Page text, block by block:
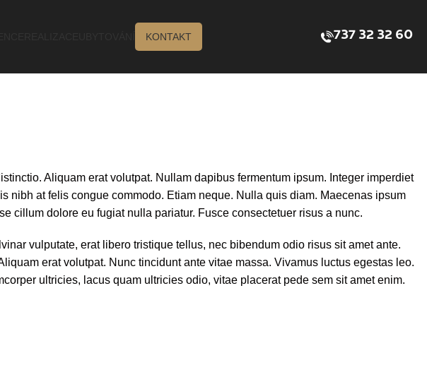
KONTAKT 737 32 32 60
Aliquam erat volutpat. Nullam dapibus fermentum ipsum. Integer imperdiet
nibh at felis congue commodo. Etiam neque. Nulla quis diam. Maecenas ipsum
cillum dolore eu fugiat nulla pariatur. Fusce consectetuer risus a nunc.
vulputate, erat libero tristique tellus, nec bibendum odio risus sit amet ante.
erat volutpat. Nunc tincidunt ante vitae massa. Vivamus luctus egestas leo.
ultricies, lacus quam ultricies odio, vitae placerat pede sem sit amet enim.